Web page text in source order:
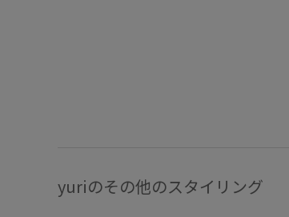
yuriのその他のスタイリング